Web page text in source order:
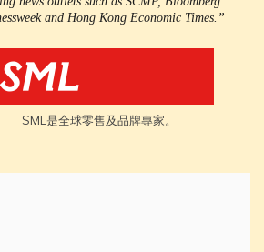
and Hong Kong Economic Times.”
SML是全球零售及品牌專家。